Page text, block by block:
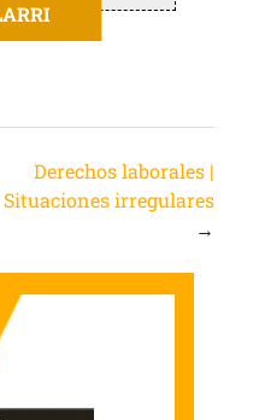
Derechos laborales |
Situaciones irregulares
→